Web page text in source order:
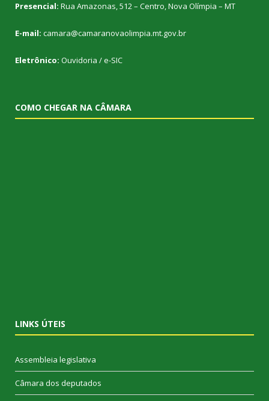
Presencial: Rua Amazonas, 512 – Centro, Nova Olímpia – MT
E-mail: camara@camaranovaolimpia.mt.gov.br
Eletrônico: Ouvidoria /e-SIC
COMO CHEGAR NA CÂMARA
LINKS ÚTEIS
Assembleia legislativa
Câmara dos deputados